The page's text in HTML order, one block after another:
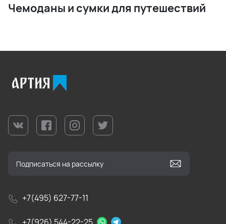
Чемоданы и сумки для путешествий
+7(495) 627-77-11